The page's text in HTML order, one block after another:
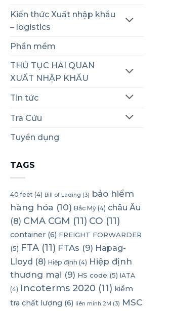
Kiến thức Xuất nhập khẩu
– logistics
Phần mềm
THỦ TỤC HẢI QUAN
XUẤT NHẬP KHẨU
Tin tức
Tra Cứu
Tuyển dụng
TAGS
40 feet (4) Bill of Lading (3) bảo hiểm
hàng hóa (10) Bắc Mỹ (4) châu Âu
(8) CMA CGM (11) CO (11)
container (6) FREIGHT FORWARDER
(5) FTA (11) FTAs (9) Hapag-
Lloyd (8) Hiệp định (4) Hiệp định
thương mại (9) HS code (5) IATA
(4) Incoterms 2020 (11) kiểm
tra chất lượng (6) liên minh 2M (3) MSC